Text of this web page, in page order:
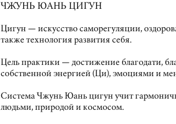
ЧЖУНЬ ЮАНЬ ЦИГУН
Цигун — искусство саморегуляции,
также технология развития себя.
Цель практики — достижение благодати,
собственной энергией (Ци), эмоциями и
Система Чжунь Юань цигун учит
людьми, природой и космосом.